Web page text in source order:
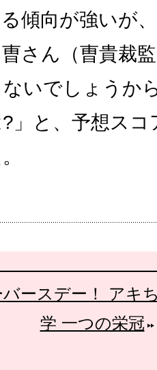
傾向が強いが
さん（曺貴裁
いでしょうか
」と、予想ス
バースデー！ アキ
学 一つの栄冠